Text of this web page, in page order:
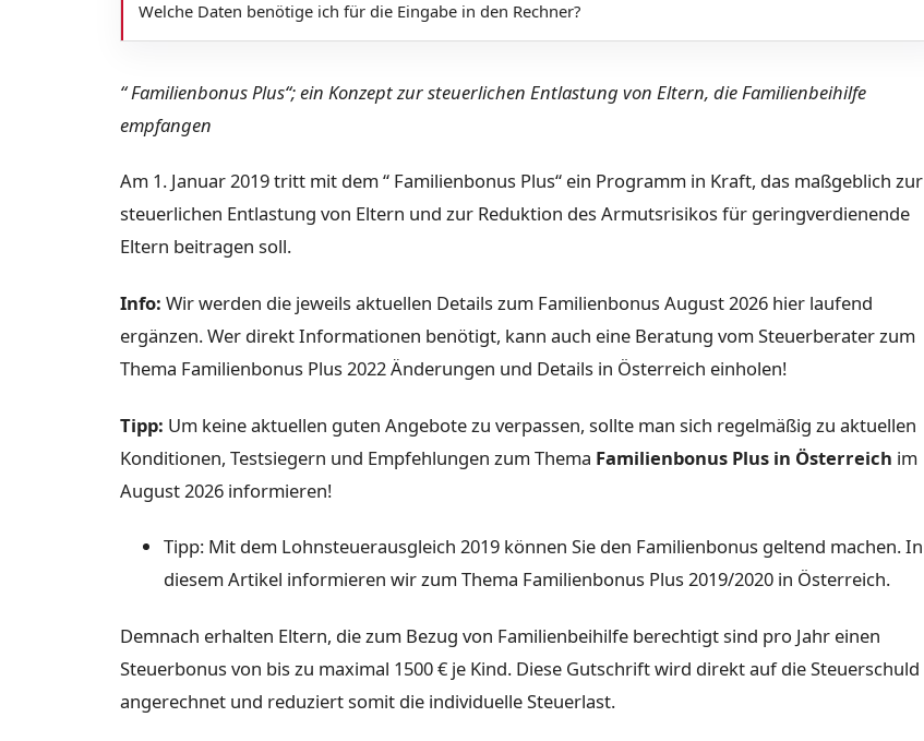
Welche Daten benötige ich für die Eingabe in den Rechner?
“ Familienbonus Plus“; ein Konzept zur steuerlichen Entlastung von Eltern, die Familienbeihilfe
empfangen
Am 1. Januar 2019 tritt mit dem “ Familienbonus Plus“ ein Programm in Kraft, das maßgeblich zur
steuerlichen Entlastung von Eltern und zur Reduktion des Armutsrisikos für geringverdienende
Eltern beitragen soll.
Info: Wir werden die jeweils aktuellen Details zum Familienbonus August 2026 hier laufend
ergänzen. Wer direkt Informationen benötigt, kann auch eine Beratung vom Steuerberater zum
Thema Familienbonus Plus 2022 Änderungen und Details in Österreich einholen!
Tipp: Um keine aktuellen guten Angebote zu verpassen, sollte man sich regelmäßig zu aktuellen
Konditionen, Testsiegern und Empfehlungen zum Thema Familienbonus Plus in Österreich im
August 2026 informieren!
Tipp: Mit dem Lohnsteuerausgleich 2019 können Sie den Familienbonus geltend machen. In
diesem Artikel informieren wir zum Thema Familienbonus Plus 2019/2020 in Österreich.
Demnach erhalten Eltern, die zum Bezug von Familienbeihilfe berechtigt sind pro Jahr einen
Steuerbonus von bis zu maximal 1500 € je Kind. Diese Gutschrift wird direkt auf die Steuerschuld
angerechnet und reduziert somit die individuelle Steuerlast.